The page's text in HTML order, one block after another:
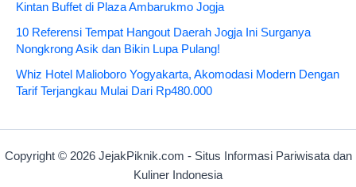
Kintan Buffet di Plaza Ambarukmo Jogja
10 Referensi Tempat Hangout Daerah Jogja Ini Surganya
Nongkrong Asik dan Bikin Lupa Pulang!
Whiz Hotel Malioboro Yogyakarta, Akomodasi Modern Dengan
Tarif Terjangkau Mulai Dari Rp480.000
Copyright © 2026 JejakPiknik.com - Situs Informasi Pariwisata dan
Kuliner Indonesia